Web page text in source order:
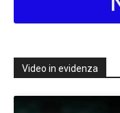
Video in evidenza